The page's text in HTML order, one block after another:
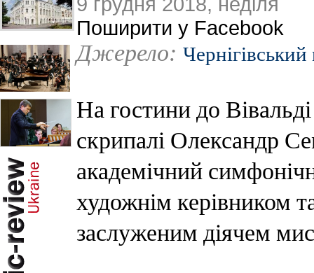
Поширити у Facebook
Джерело:
На гостини до
скрипалі Олександр
академічний
художнім керівником
заслуженим діячем